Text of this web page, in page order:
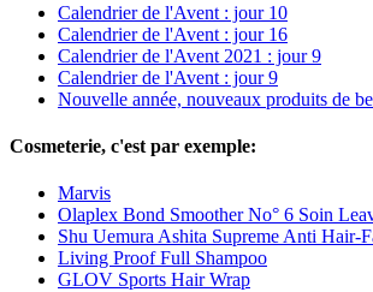
Calendrier de l'Avent : jour 10
Calendrier de l'Avent : jour 16
Calendrier de l'Avent 2021 : jour 9
Calendrier de l'Avent : jour 9
Nouvelle année, nouveaux produits de
Cosmeterie, c'est par exemple:
Marvis
Olaplex Bond Smoother No° 6 Soin
Shu Uemura Ashita Supreme Anti Hair-
Living Proof Full Shampoo
GLOV Sports Hair Wrap